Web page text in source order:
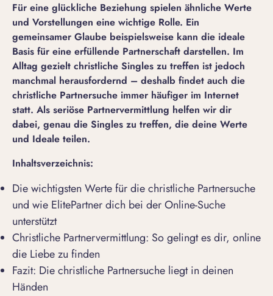
Für eine glückliche Beziehung spielen ähnliche Werte
und Vorstellungen eine wichtige Rolle. Ein
gemeinsamer Glaube beispielsweise kann die ideale
Basis für eine erfüllende Partnerschaft darstellen. Im
Alltag gezielt christliche Singles zu treffen ist jedoch
manchmal herausfordernd – deshalb findet auch die
christliche Partnersuche immer häufiger im Internet
statt. Als seriöse Partnervermittlung helfen wir dir
dabei, genau die Singles zu treffen, die deine Werte
und Ideale teilen.
Inhaltsverzeichnis:
Die wichtigsten Werte für die christliche Partnersuche
und wie ElitePartner dich bei der Online-Suche
unterstützt
Christliche Partnervermittlung: So gelingt es dir, online
die Liebe zu finden
Fazit: Die christliche Partnersuche liegt in deinen
Händen